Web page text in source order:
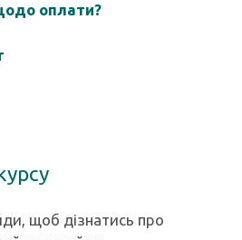
оплати?
щоб дізнатись про